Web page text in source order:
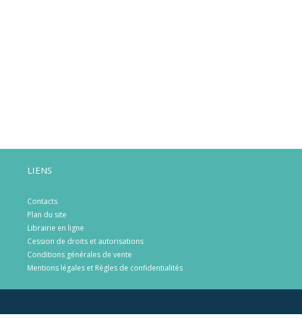
LIENS
Contacts
Plan du site
Librairie en ligne
Cession de droits et autorisations
Conditions générales de vente
Mentions légales et Règles de confidentialités